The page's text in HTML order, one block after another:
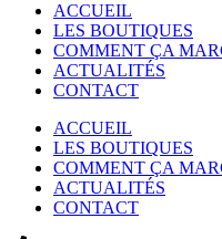
ACCUEIL
LES BOUTIQUES
COMMENT ÇA
ACTUALITÉS
CONTACT
ACCUEIL
LES BOUTIQUES
COMMENT ÇA
ACTUALITÉS
CONTACT